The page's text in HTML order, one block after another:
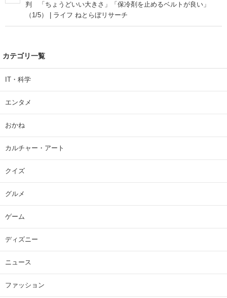
判 「ちょうどいい大きさ」「保冷剤を止めるベルトが良い」
（1/5） | ライフ ねとらぼリサーチ
カテゴリ一覧
IT・科学
エンタメ
おかね
カルチャー・アート
クイズ
グルメ
ゲーム
ディズニー
ニュース
ファッション